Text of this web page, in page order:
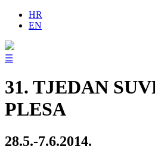
HR
EN
☰
31. TJEDAN
PLESA
28.5.-7.6.2014.